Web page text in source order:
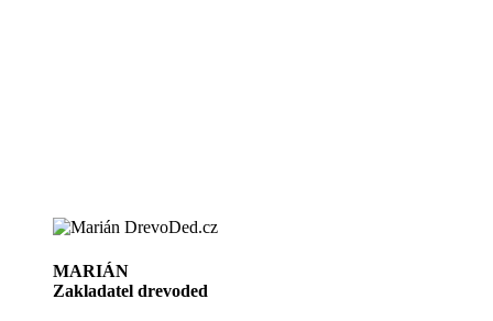
MARIÁN
Zakladatel drevoded